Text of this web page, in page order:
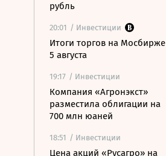
рубль
20:01 / Инвестиции
Итоги торгов на Мосбирже
5 августа
19:17 / Инвестиции
Компания «Агронэкст»
разместила облигации на
700 млн юаней
18:51 / Инвестиции
Цена акций «Русагро» на